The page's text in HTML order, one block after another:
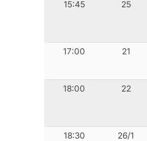
15:45 25
17:00 21
18:00 22
18:30 26/1